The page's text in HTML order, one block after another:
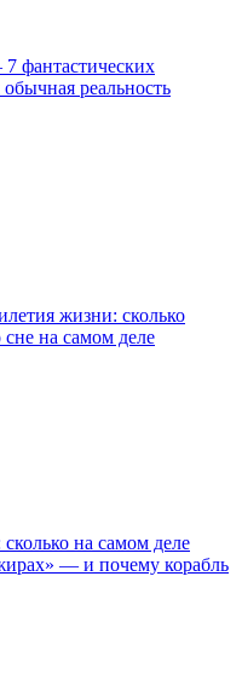
фантастических
реальность
жизни: сколько
на самом деле
на самом деле
— и почему корабль